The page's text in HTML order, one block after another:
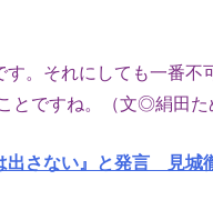
。それにしても一番不
とですね。（文◎絹田た
出さない』と発言 見城